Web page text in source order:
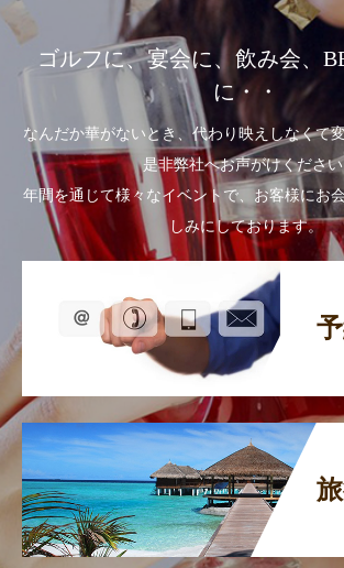
ゴルフに、宴会に、飲み会、
に・・
なんだか華がないとき、代わり映えしなくて
是非弊社へお声がけください
年間を通じて様々なイベントで、お客様にお
しみにしております。